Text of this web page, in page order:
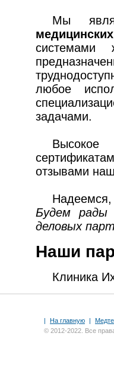
Мы
системами
любое
задачами.
Высокое
отзывами
Будем рады
деловых
Наши
Клиника
| На главную |
© 2012-2022. Все